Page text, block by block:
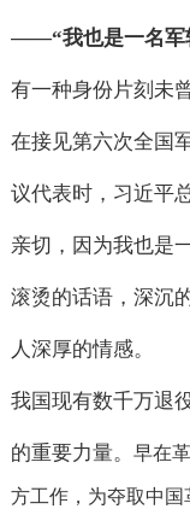
——“我也是一名
有一种身份片刻未
在接见第六次全国
议代表时，习近平
亲切，因为我也是
滚烫的话语，深沉
人深厚的情感。
我国现有数千万退
的重要力量。 早在
方工作，为夺取中国